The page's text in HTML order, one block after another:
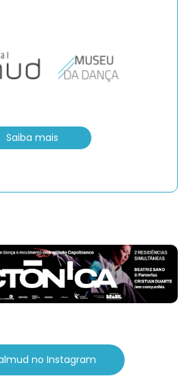
Saiba mais
no Instagram